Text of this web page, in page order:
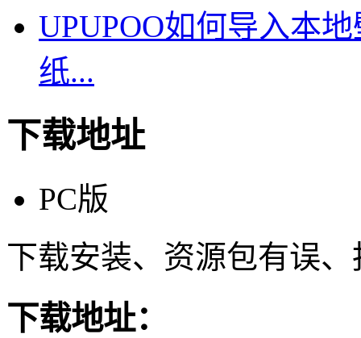
UPUPOO如何导入本
纸...
下载地址
PC版
下载安装、资源包有误
下载地址：